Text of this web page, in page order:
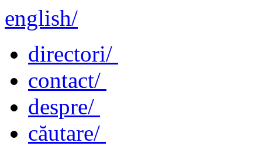
english/
directori/
contact/
despre/
căutare/